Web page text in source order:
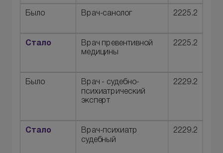
Было Врач-санолог 2225.2
Стало Врач превентивной
медицины
2225.2
Было
Врач - судебно-
психиатрический
эксперт
2229.2
Стало
Врач-психиатр
судебный
2229.2